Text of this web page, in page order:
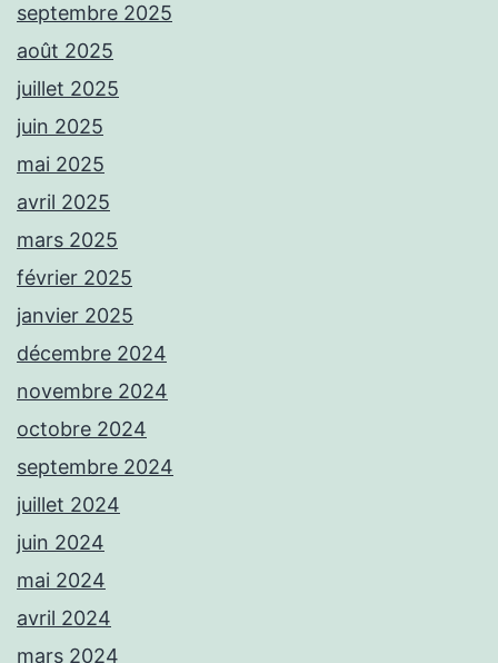
septembre 2025
août 2025
juillet 2025
juin 2025
mai 2025
avril 2025
mars 2025
février 2025
janvier 2025
décembre 2024
novembre 2024
octobre 2024
septembre 2024
juillet 2024
juin 2024
mai 2024
avril 2024
mars 2024